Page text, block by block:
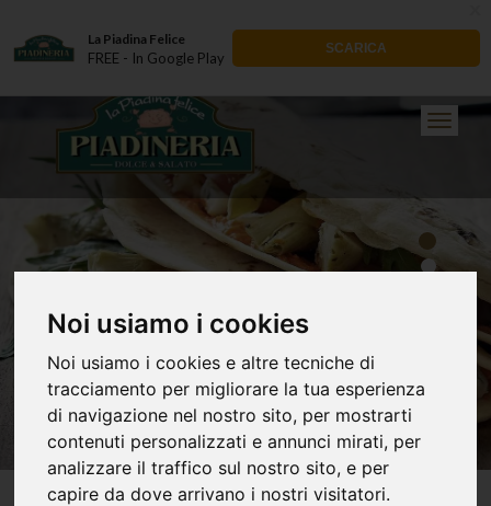
Noi usiamo i cookies
Noi usiamo i cookies e altre tecniche di
tracciamento per migliorare la tua esperienza
di navigazione nel nostro sito, per mostrarti
contenuti personalizzati e annunci mirati, per
analizzare il traffico sul nostro sito, e per
capire da dove arrivano i nostri visitatori.
T
o
La Piadina Felice
FREE - In Google Play
SCARICA